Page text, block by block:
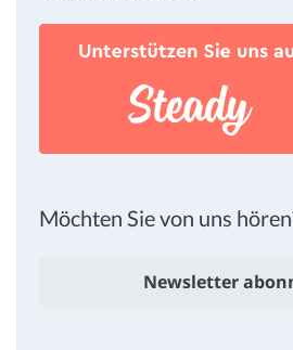
Möchten Sie von uns
Newsletter